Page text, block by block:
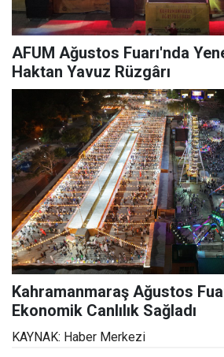
AFUM Ağustos Fuarı'nda
Haktan Yavuz Rüzgârı
Kahramanmaraş Ağustos
Ekonomik Canlılık Sağladı
KAYNAK: Haber Merkezi